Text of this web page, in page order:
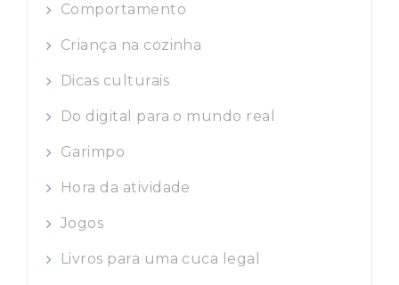
Comportamento
Criança na cozinha
Dicas culturais
Do digital para o mundo real
Garimpo
Hora da atividade
Jogos
Livros para uma cuca legal